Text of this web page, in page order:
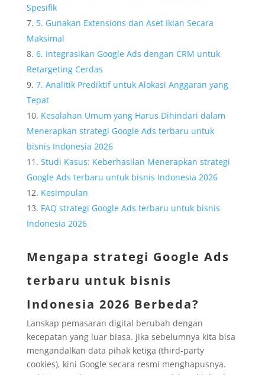
Spesifik
5. Gunakan Extensions dan Aset Iklan Secara
Maksimal
6. Integrasikan Google Ads dengan CRM untuk
Retargeting Cerdas
7. Analitik Prediktif untuk Alokasi Anggaran yang
Tepat
Kesalahan Umum yang Harus Dihindari dalam
Menerapkan strategi Google Ads terbaru untuk
bisnis Indonesia 2026
Studi Kasus: Keberhasilan Menerapkan strategi
Google Ads terbaru untuk bisnis Indonesia 2026
Kesimpulan
FAQ strategi Google Ads terbaru untuk bisnis
Indonesia 2026
Mengapa strategi Google Ads
terbaru untuk bisnis
Indonesia 2026 Berbeda?
Lanskap pemasaran digital berubah dengan
kecepatan yang luar biasa. Jika sebelumnya kita bisa
mengandalkan data pihak ketiga (third-party
cookies), kini Google secara resmi menghapusnya.